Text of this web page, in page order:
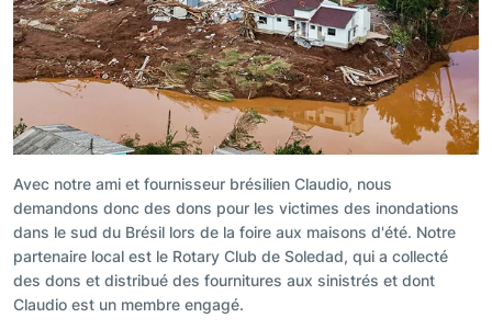
Avec notre ami et fournisseur brésilien Claudio, nous
demandons donc des dons pour les victimes des inondations
dans le sud du Brésil lors de la foire aux maisons d'été. Notre
partenaire local est le Rotary Club de Soledad, qui a collecté
des dons et distribué des fournitures aux sinistrés et dont
Claudio est un membre engagé.